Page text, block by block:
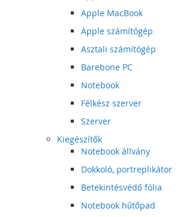
Apple MacBook
Apple számítógép
Asztali számítógép
Barebone PC
Notebook
Félkész szerver
Szerver
Kiegészítők
Notebook állvány
Dokkoló, portreplikátor
Betekintésvédő fólia
Notebook hűtőpad